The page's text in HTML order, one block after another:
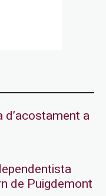
d’acostament a
de Puigdemont